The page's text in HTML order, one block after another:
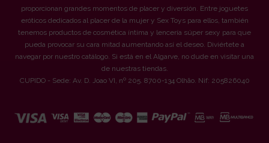
proporcionan grandes momentos de placer y diversión. Entre joguetes
eróticos dedicados al placer de la mujer y Sex Toys para ellos, también
tenemos productos de cosmética íntima y lencería súper sexy para que
pueda provocar su cara mitad aumentando así el deseo. Diviértete a
navegar por nuestro catálogo. Si está en el Algarve, no dude en visitar una
de nuestras tiendas.
CUPIDO - Sede: Av. D. Joao VI, nº 205. 8700-134 Olhão. Nif: 205826040